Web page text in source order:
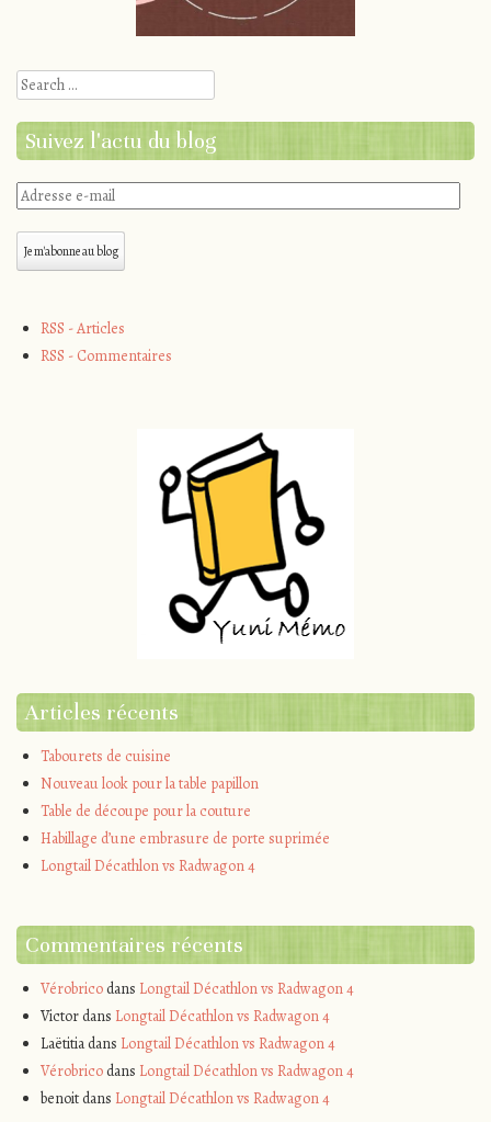
Search
Suivez l'actu du blog
Adresse
mail
Je m'abonne au blog
RSS - Articles
RSS - Commentaires
Articles récents
Tabourets de cuisine
Nouveau look pour la table papillon
Table de découpe pour la couture
Habillage d’une embrasure de porte suprimée
Longtail Décathlon vs Radwagon 4
Commentaires récents
Vérobricodans Longtail Décathlon vs Radwagon 4
Victordans Longtail Décathlon vs Radwagon 4
Laëtitiadans Longtail Décathlon vs Radwagon 4
Vérobricodans Longtail Décathlon vs Radwagon 4
benoitdans Longtail Décathlon vs Radwagon 4